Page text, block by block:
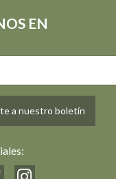
EN
a nuestro boletín